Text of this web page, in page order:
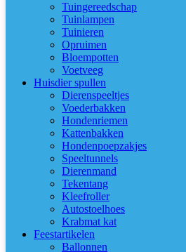
Tuingereedschap
Tuinlampen
Tuinieren
Opruimen
Bloempotten
Voetveeg
Huisdier spullen
Dierenspeeltjes
Voederbakken
Hondenriemen
Kattenbakken
Hondenpoepzakjes
Speeltunnels
Dierenmand
Tekentang
Kleefroller
Autostoelhoes
Krabmat kat
Feestartikelen
Ballonnen